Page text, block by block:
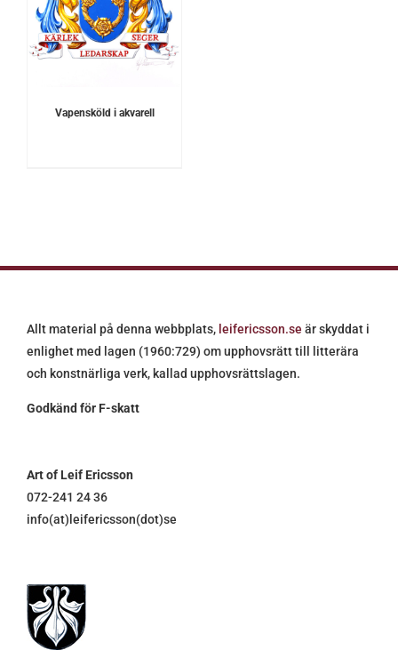
Vapensköld i akvarell
Allt material på denna webbplats, leifericsson.se är skyddat i
enlighet med lagen (1960:729) om upphovsrätt till litterära
och konstnärliga verk, kallad upphovsrättslagen.
Godkänd för F-skatt
Art of Leif Ericsson
072-241 24 36
info(at)leifericsson(dot)se